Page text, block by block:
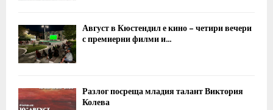
Август в Кюстендил е кино – четири вечери
с премиерни филми и...
Разлог посреща младия талант Виктория
Колева